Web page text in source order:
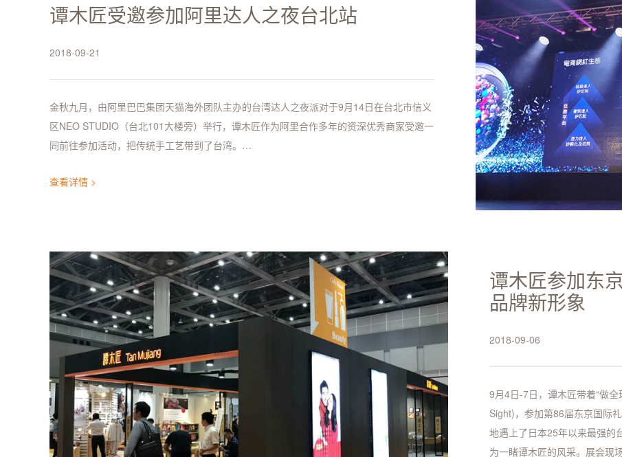
谭木匠受邀参加阿里达人之夜台北站
2018-09-21
金秋九月，由阿里巴巴集团天猫海外团队主办的台湾达人之夜派对于9月14日在台北市信义
区NEO STUDIO（台北101大楼旁）举行，谭木匠作为阿里合作多年的资深优秀商家受邀一
同前往参加活动，把传统手工艺带到了台湾。…
查看详情 >
谭木匠参加东
品牌新形象
2018-09-06
9月4日-7日，谭木匠带着“做
Sight)，参加第86届东京国际
地遇上了日本25年以来最强的
为一睹谭木匠的风采。展会现